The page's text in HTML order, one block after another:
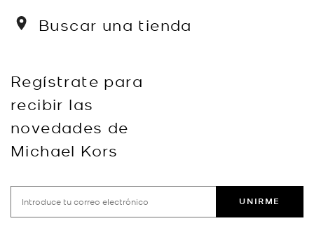
Buscar una tienda
Regístrate para
recibir las
novedades de
Michael Kors
UNIRME